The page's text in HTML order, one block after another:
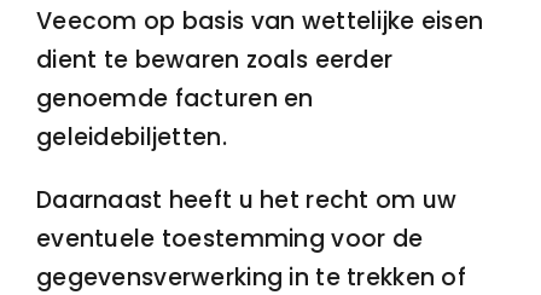
Veecom op basis van wettelijke eisen
dient te bewaren zoals eerder
genoemde facturen en
geleidebiljetten.
Daarnaast heeft u het recht om uw
eventuele toestemming voor de
gegevensverwerking in te trekken of